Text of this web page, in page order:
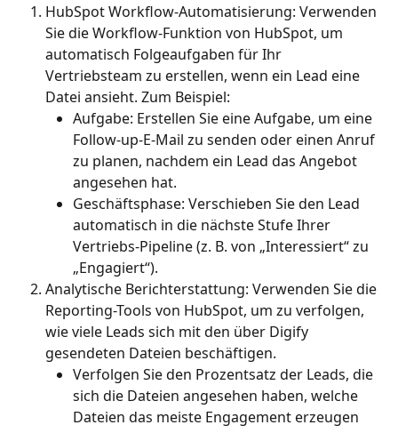
HubSpot Workflow-Automatisierung: Verwenden
Sie die Workflow-Funktion von HubSpot, um
automatisch Folgeaufgaben für Ihr
Vertriebsteam zu erstellen, wenn ein Lead eine
Datei ansieht. Zum Beispiel:
Aufgabe: Erstellen Sie eine Aufgabe, um eine
Follow-up-E-Mail zu senden oder einen Anruf
zu planen, nachdem ein Lead das Angebot
angesehen hat.
Geschäftsphase: Verschieben Sie den Lead
automatisch in die nächste Stufe Ihrer
Vertriebs-Pipeline (z. B. von „Interessiert“ zu
„Engagiert“).
Analytische Berichterstattung: Verwenden Sie die
Reporting-Tools von HubSpot, um zu verfolgen,
wie viele Leads sich mit den über Digify
gesendeten Dateien beschäftigen.
Verfolgen Sie den Prozentsatz der Leads, die
sich die Dateien angesehen haben, welche
Dateien das meiste Engagement erzeugen